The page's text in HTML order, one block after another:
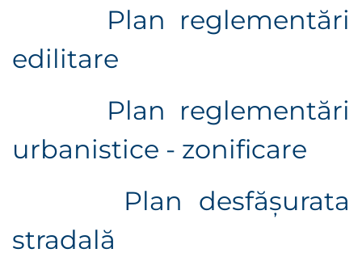
Plan reglementări
edilitare
Plan reglementări
urbanistice - zonificare
Plan desfășurata
stradală